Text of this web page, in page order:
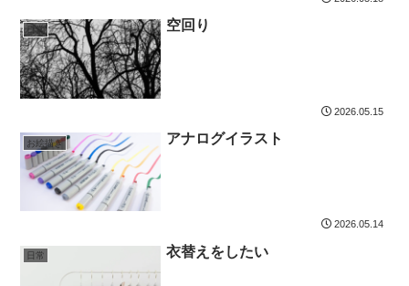
日常 空回り
2026.05.15
お絵描き アナログイラスト
2026.05.14
日常 衣替えをしたい